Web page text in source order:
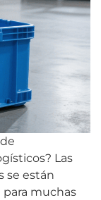
Las
se están
muchas